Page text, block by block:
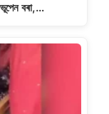
বৰা,…